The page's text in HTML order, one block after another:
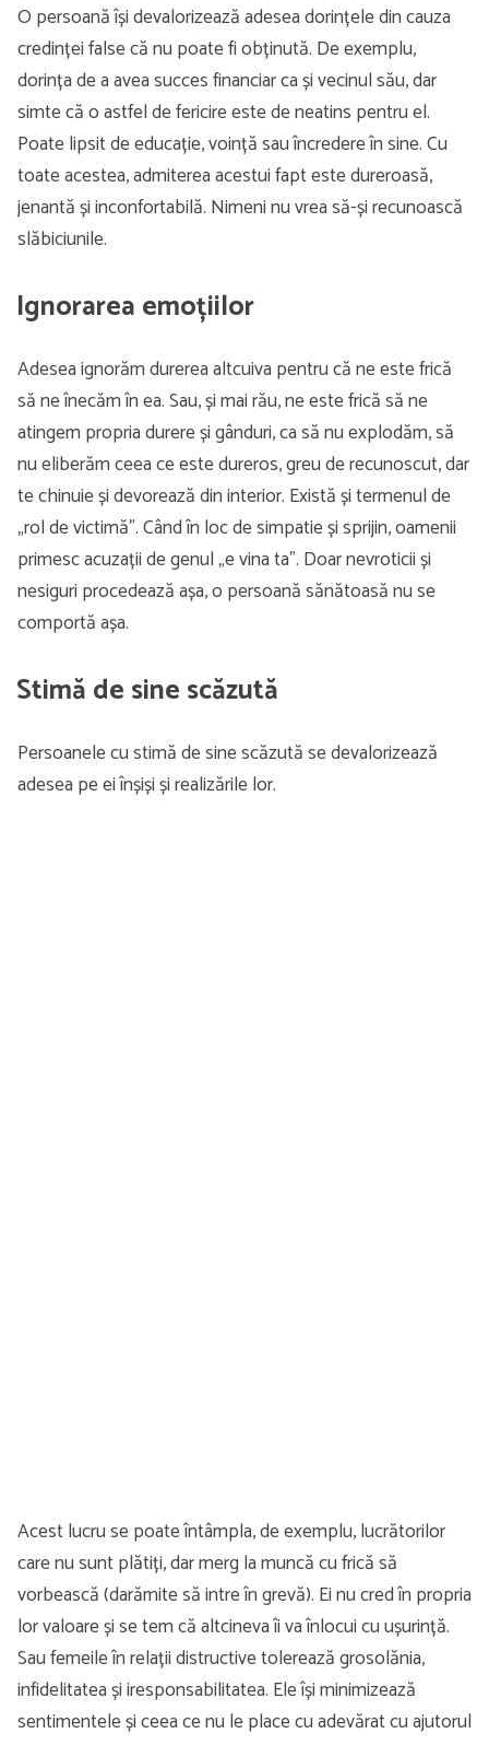
O persoană își devalorizează adesea dorințele din cauza
credinței false că nu poate fi obținută. De exemplu,
dorința de a avea succes financiar ca și vecinul său, dar
simte că o astfel de fericire este de neatins pentru el.
Poate lipsit de educație, voință sau încredere în sine. Cu
toate acestea, admiterea acestui fapt este dureroasă,
jenantă și inconfortabilă. Nimeni nu vrea să-și recunoască
slăbiciunile.
Ignorarea emoțiilor
Adesea ignorăm durerea altcuiva pentru că ne este frică
să ne înecăm în ea. Sau, și mai rău, ne este frică să ne
atingem propria durere și gânduri, ca să nu explodăm, să
nu eliberăm ceea ce este dureros, greu de recunoscut, dar
te chinuie și devorează din interior. Există și termenul de
„rol de victimă”. Când în loc de simpatie și sprijin, oamenii
primesc acuzații de genul „e vina ta”. Doar nevroticii și
nesiguri procedează așa, o persoană sănătoasă nu se
comportă așa.
Stimă de sine scăzută
Persoanele cu stimă de sine scăzută se devalorizează
adesea pe ei înșiși și realizările lor.
Acest lucru se poate întâmpla, de exemplu, lucrătorilor
care nu sunt plătiți, dar merg la muncă cu frică să
vorbească (darămite să intre în grevă). Ei nu cred în propria
lor valoare și se tem că altcineva îi va înlocui cu ușurință.
Sau femeile în relații distructive tolerează grosolănia,
infidelitatea și iresponsabilitatea. Ele își minimizează
sentimentele și ceea ce nu le place cu adevărat cu ajutorul